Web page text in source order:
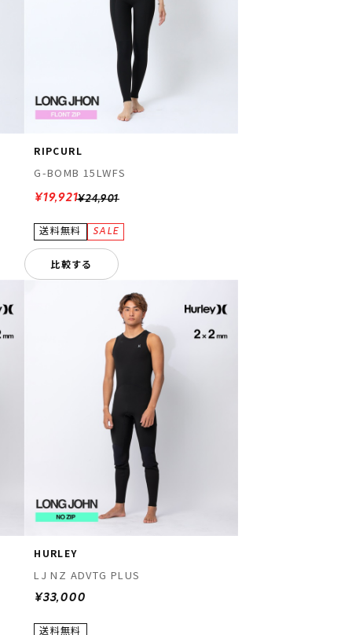
RIPCURL
G-BOMB 15LWFS
¥24,901
¥19,921
比較する
HURLEY
LJ NZ ADVTG PLUS
¥33,000